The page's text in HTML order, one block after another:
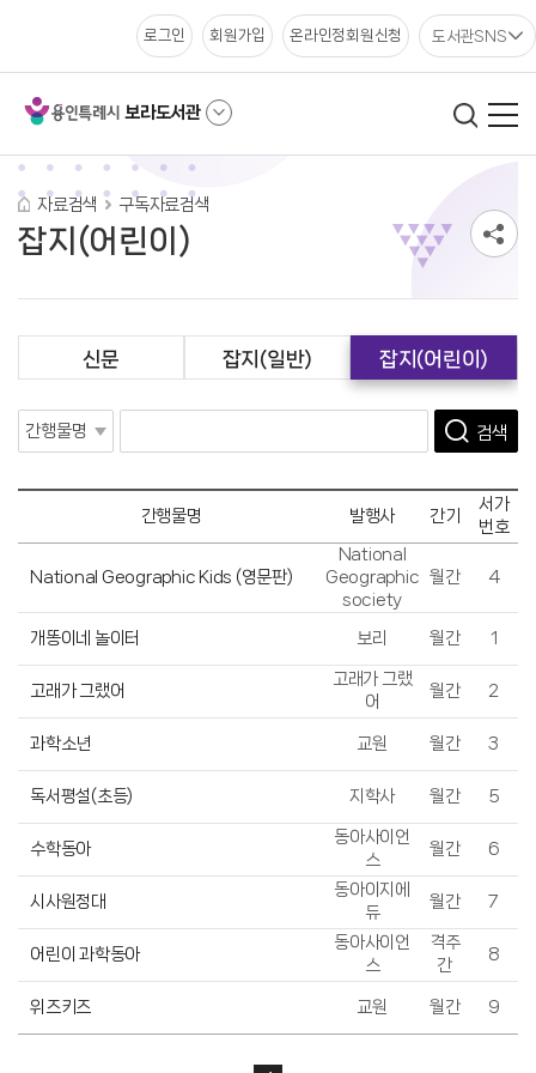
보라도서관
로그인 회원가입 온라인정회원신청 도서관SNS
자료검색 구독자료검색
잡지(어린이)
신문 잡지(일반) 잡지(어린이)
검색
간행물명 발행사 간기
서가
번호
National Geographic Kids (영문판)
National
Geographic
society
월간 4
개똥이네 놀이터 보리 월간 1
고래가 그랬어
고래가 그랬
어
월간 2
과학소년 교원 월간 3
독서평설(초등) 지학사 월간 5
수학동아
동아사이언
스
월간 6
시사원정대
동아이지에
듀
월간 7
어린이 과학동아
동아사이언
스
격주
간
8
위즈키즈 교원 월간 9